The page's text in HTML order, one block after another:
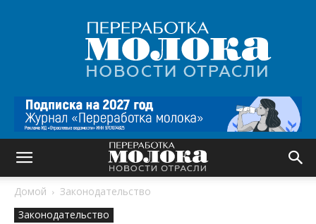
Переработка
молока
|
Новости
Домой
Законодательство
Законодательство